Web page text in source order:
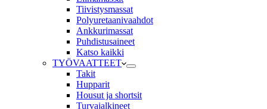
Tiivistysmassat
Polyuretaanivaahdot
Ankkurimassat
Puhdistusaineet
Katso kaikki
TYÖVAATTEET
Takit
Hupparit
Housut ja shortsit
Turvajalkineet